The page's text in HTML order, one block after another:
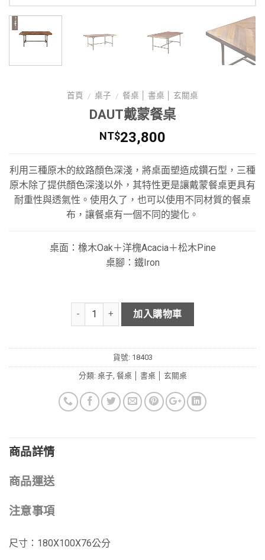
首頁 / 桌子 / 餐桌 │ 書桌 │ 玄關桌
DAUT戴蒙餐桌
NT$23,800
利用三種原木的紋路顏色深淺，將桌面塑造成鑽石型，三種
原木除了提供顏色深淺以外，其特性更是讓戴蒙餐桌更具有
耐重性與透氣性。使用久了，也可以使用不同材質的餐桌
布，讓餐桌有一個不同的變化。
桌面：橡木Oak＋洋槐Acacia＋松木Pine
桌腳：鐵Iron
加入購物車
貨號: 18403
分類: 桌子, 餐桌 │ 書桌 │ 玄關桌
商品詳情
商品運送
注意事項
尺寸：180X100X76公分